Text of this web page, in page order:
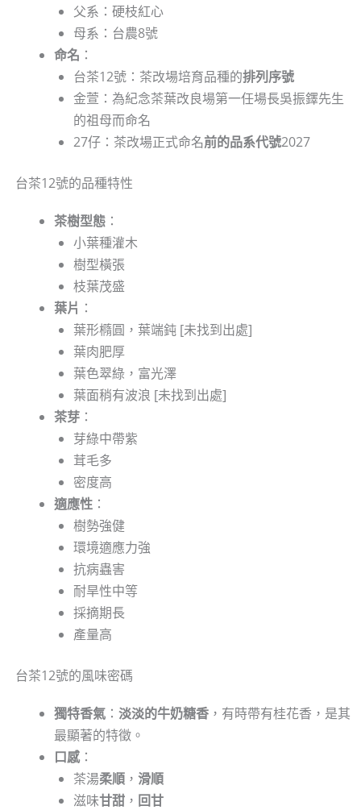
父系：硬枝紅心
母系：台農8號
命名 ：
台茶12號：茶改場培育品種的排列序號
金萱：為紀念茶葉改良場第一任場長吳振鐸先生
的祖母而命名
27仔：茶改場正式命名前的品系代號2027
台茶12號的品種特性
茶樹型態：
小葉種灌木
樹型橫張
枝葉茂盛
葉片 ：
葉形橢圓，葉端鈍 [未找到出處]
葉肉肥厚
葉色翠綠，富光澤
葉面稍有波浪 [未找到出處]
茶芽：
芽綠中帶紫
茸毛多
密度高
適應性：
樹勢強健
環境適應力強
抗病蟲害
耐旱性中等
採摘期長
產量高
台茶12號的風味密碼
獨特香氣： 淡淡的牛奶糖香，有時帶有桂花香，是其
最顯著的特徵。
口感：
茶湯柔順， 滑順
滋味甘甜， 回甘